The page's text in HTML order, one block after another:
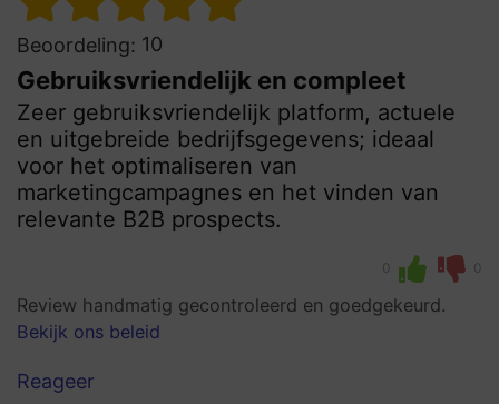
Beoordeling: 10
Gebruiksvriendelijk en compleet
Zeer gebruiksvriendelijk platform, actuele
en uitgebreide bedrijfsgegevens; ideaal
voor het optimaliseren van
marketingcampagnes en het vinden van
relevante B2B prospects.
0 0
Review handmatig gecontroleerd en goedgekeurd.
Bekijk ons beleid
Reageer